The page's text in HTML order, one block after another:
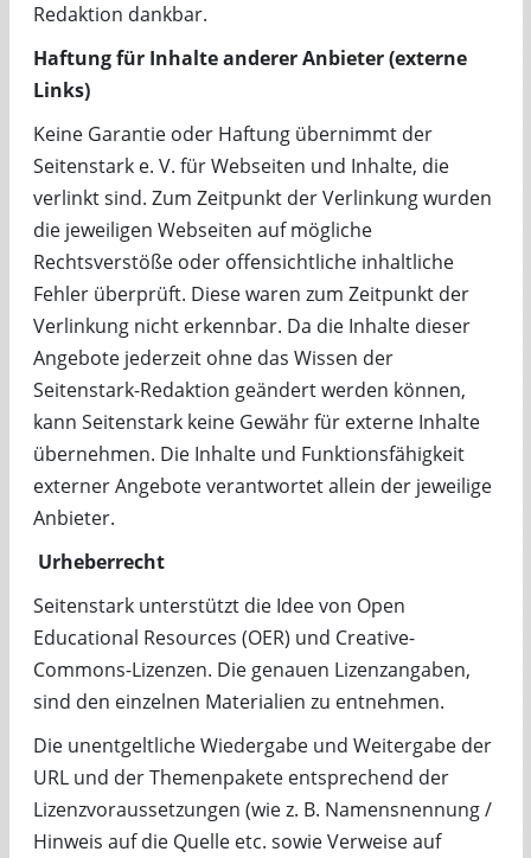
Redaktion dankbar.
Haftung für Inhalte anderer Anbieter (externe
Links)
Keine Garantie oder Haftung übernimmt der
Seitenstark e. V. für Webseiten und Inhalte, die
verlinkt sind. Zum Zeitpunkt der Verlinkung wurden
die jeweiligen Webseiten auf mögliche
Rechtsverstöße oder offensichtliche inhaltliche
Fehler überprüft. Diese waren zum Zeitpunkt der
Verlinkung nicht erkennbar. Da die Inhalte dieser
Angebote jederzeit ohne das Wissen der
Seitenstark-Redaktion geändert werden können,
kann Seitenstark keine Gewähr für externe Inhalte
übernehmen. Die Inhalte und Funktionsfähigkeit
externer Angebote verantwortet allein der jeweilige
Anbieter.
Urheberrecht
Seitenstark unterstützt die Idee von Open
Educational Resources (OER) und Creative-
Commons-Lizenzen. Die genauen Lizenzangaben,
sind den einzelnen Materialien zu entnehmen.
Die unentgeltliche Wiedergabe und Weitergabe der
URL und der Themenpakete entsprechend der
Lizenzvoraussetzungen (wie z. B. Namensnennung /
Hinweis auf die Quelle etc. sowie Verweise auf